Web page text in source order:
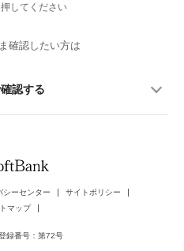
押してください
確認したい方は
認する
シーセンター
サイトポリシー
マップ
録番号：第72号